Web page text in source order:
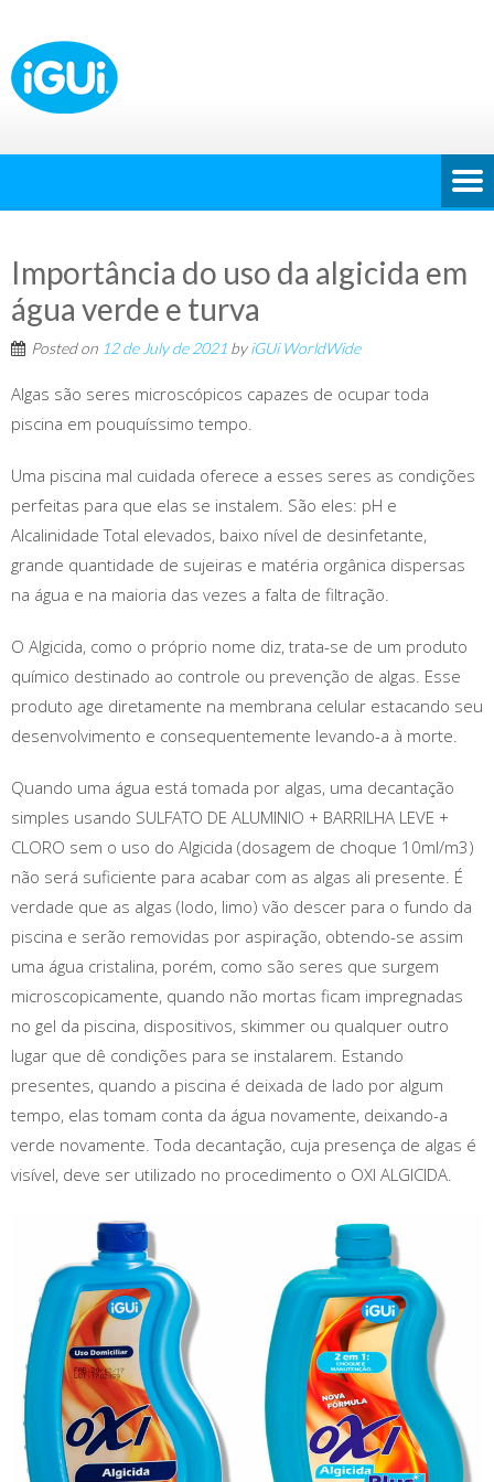
Importância do uso da algicida em
água verde e turva
Posted on 12 de July de 2021 byiGUi WorldWide
Algas são seres microscópicos capazes de ocupar toda
piscina em pouquíssimo tempo.
Uma piscina mal cuidada oferece a esses seres as condições
perfeitas para que elas se instalem. São eles: pH e
Alcalinidade Total elevados, baixo nível de desinfetante,
grande quantidade de sujeiras e matéria orgânica dispersas
na água e na maioria das vezes a falta de filtração.
O Algicida, como o próprio nome diz, trata-se de um produto
químico destinado ao controle ou prevenção de algas. Esse
produto age diretamente na membrana celular estacando seu
desenvolvimento e consequentemente levando-a à morte.
Quando uma água está tomada por algas, uma decantação
simples usando SULFATO DE ALUMINIO + BARRILHA LEVE +
CLORO sem o uso do Algicida (dosagem de choque 10ml/m3)
não será suficiente para acabar com as algas ali presente. É
verdade que as algas (lodo, limo) vão descer para o fundo da
piscina e serão removidas por aspiração, obtendo-se assim
uma água cristalina, porém, como são seres que surgem
microscopicamente, quando não mortas ficam impregnadas
no gel da piscina, dispositivos, skimmer ou qualquer outro
lugar que dê condições para se instalarem. Estando
presentes, quando a piscina é deixada de lado por algum
tempo, elas tomam conta da água novamente, deixando-a
verde novamente. Toda decantação, cuja presença de algas é
visível, deve ser utilizado no procedimento o OXI ALGICIDA.